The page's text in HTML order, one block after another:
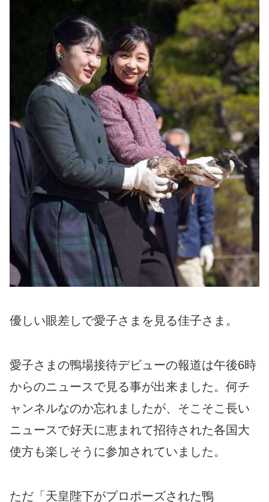
優しい眼差しで愛子さまを見る佳子さま。
愛子さまの鴨場接待デビューの報道は午後6時
からのニュースで見る事が出来ました。何チ
ャンネルなのか忘れましたが、そこそこ長い
ニュースで好天に恵まれて招待された各国大
使方も楽しそうに参加されていました。
ただ「天皇陛下がプロポーズされた鴨